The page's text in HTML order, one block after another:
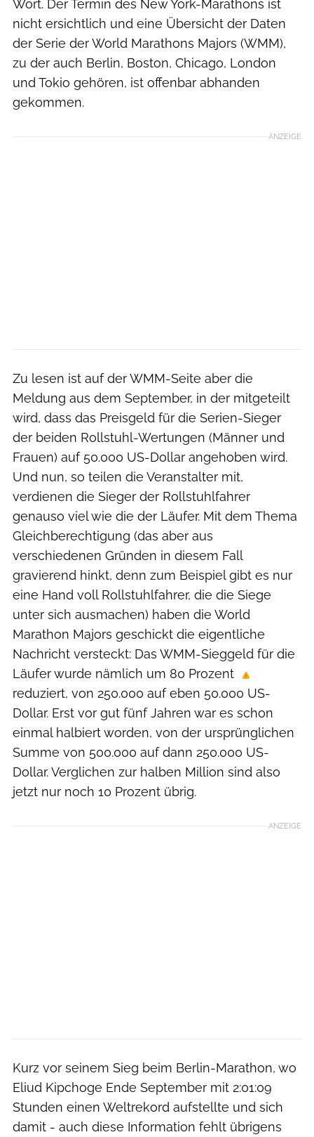
Wort. Der Termin des New York-Marathons ist
nicht ersichtlich und eine Übersicht der Daten
der Serie der World Marathons Majors (WMM),
zu der auch Berlin, Boston, Chicago, London
und Tokio gehören, ist offenbar abhanden
gekommen.
ANZEIGE
Zu lesen ist auf der WMM-Seite aber die
Meldung aus dem September, in der mitgeteilt
wird, dass das Preisgeld für die Serien-Sieger
der beiden Rollstuhl-Wertungen (Männer und
Frauen) auf 50.000 US-Dollar angehoben wird.
Und nun, so teilen die Veranstalter mit,
verdienen die Sieger der Rollstuhlfahrer
genauso viel wie die der Läufer. Mit dem Thema
Gleichberechtigung (das aber aus
verschiedenen Gründen in diesem Fall
gravierend hinkt, denn zum Beispiel gibt es nur
eine Hand voll Rollstuhlfahrer, die die Siege
unter sich ausmachen) haben die World
Marathon Majors geschickt die eigentliche
Nachricht versteckt: Das WMM-Sieggeld für die
Läufer wurde nämlich um 80 Prozent
reduziert, von 250.000 auf eben 50.000 US-
Dollar. Erst vor gut fünf Jahren war es schon
einmal halbiert worden, von der ursprünglichen
Summe von 500.000 auf dann 250.000 US-
Dollar. Verglichen zur halben Million sind also
jetzt nur noch 10 Prozent übrig.
ANZEIGE
Kurz vor seinem Sieg beim Berlin-Marathon, wo
Eliud Kipchoge Ende September mit 2:01:09
Stunden einen Weltrekord aufstellte und sich
damit - auch diese Information fehlt übrigens